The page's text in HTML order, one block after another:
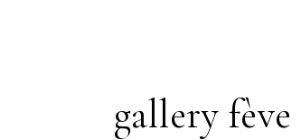
gallery fève